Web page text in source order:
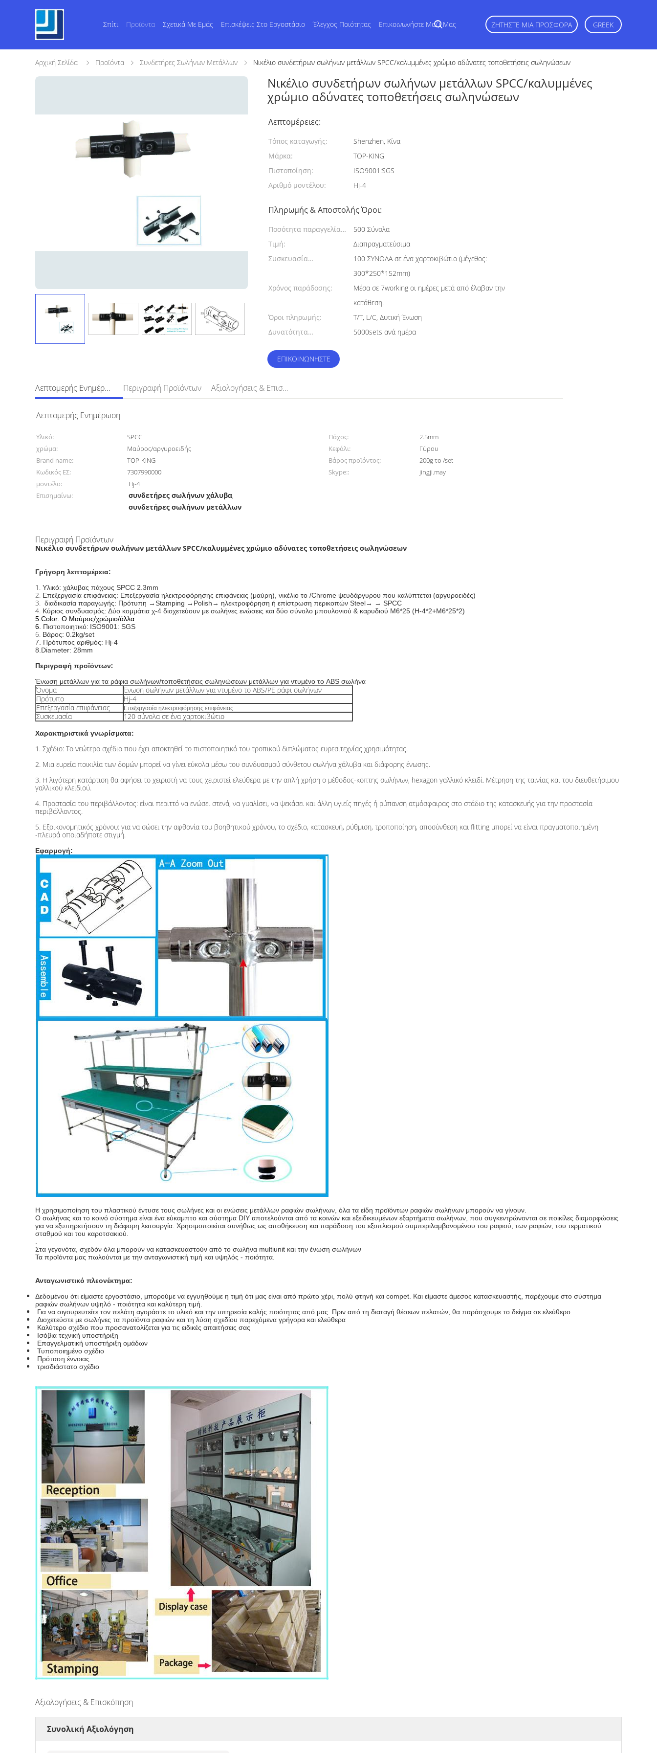
Σπίτι Προϊόντα Σχετικά Με Εμάς Επισκέψεις Στο Εργοστάσιο Έλεγχος Ποιότητας Επικοινωνήστε Μαζί Μας ΖΗΤΉΣΤΕ ΜΙΑ ΠΡΟΣΦΟΡΆ GREEK
Αρχική Σελίδα Προϊόντα Συνδετήρες Σωλήνων Μετάλλων Νικέλιο συνδετήρων σωλήνων μετάλλων SPCC/καλυμμένες χρώμιο αδύνατες τοποθετήσεις σωληνώσεων
Νικέλιο συνδετήρων σωλήνων μετάλλων SPCC/καλυμμένες
χρώμιο αδύνατες τοποθετήσεις σωληνώσεων
Λεπτομέρειες:
Τόπος καταγωγής:
Shenzhen, Κίνα
Μάρκα:
TOP-KING
Πιστοποίηση:
ISO9001:SGS
Αριθμό μοντέλου:
Hj-4
Πληρωμής & Αποστολής Όροι:
Ποσότητα παραγγελίας
min:
500 Σύνολα
Τιμή:
Διαπραγματεύσιμα
Συσκευασία
100 ΣΥΝΟΛΑ σε ένα χαρτοκιβώτιο (μέγεθος:
300*250*152mm)
Χρόνος παράδοσης:
Μέσα σε 7working οι ημέρες μετά από έλαβαν την
κατάθεση.
Όροι πληρωμής:
T/T, L/C, Δυτική Ένωση
Δυνατότητα
5000sets ανά ημέρα
ΕΠΙΚΟΙΝΩΝΉΣΤΕ
Λεπτομερής Ενημέρωση Περιγραφή Προϊόντων Αξιολογήσεις & Επισκόπηση
Λεπτομερής Ενημέρωση
Υλικό: SPCC Πάχος:
2.5mm
χρώμα:
Μαύρος/αργυροειδής Κεφάλι:
Γύρου
Brand name:
TOP-KING Βάρος προϊόντος:
200g το /set
Κωδικός ΕΣ:
7307990000 Skype::
jingji.may
μοντέλο:
Hj-4
Επισημαίνω:
συνδετήρες σωλήνων χάλυβα,
συνδετήρες σωλήνων μετάλλων
Περιγραφή Προϊόντων
Νικέλιο συνδετήρων σωλήνων μετάλλων SPCC/καλυμμένες χρώμιο αδύνατες τοποθετήσεις σωληνώσεων
Γρήγορη λεπτομέρεια:
1. Υλικό: χάλυβας πάχους SPCC 2.3mm
2. Επεξεργασία επιφάνειας: Επεξεργασία ηλεκτροφόρησης επιφάνειας (μαύρη), νικέλιο το /Chrome ψευδάργυρου που καλύπτεται (αργυροειδές)
3. διαδικασία παραγωγής: Πρότυπη →Stamping →Polish→ ηλεκτροφόρηση ή επίστρωση περικοπών Steel→ → SPCC
4. Κύριος συνδυασμός: Δύο κομμάτια χ-4 διοχετεύουν με σωλήνες ενώσεις και δύο σύνολο μπουλονιού & καρυδιού M6*25 (H-4*2+M6*25*2)
5.Color: Ο Μαύρος/χρώμιο/άλλα
6. Πιστοποιητικό: ISO9001: SGS
6. Βάρος: 0.2kg/set
7. Πρότυπος αριθμός: Hj-4
8.Diameter: 28mm
Περιγραφή προϊόντων:
Ένωση μετάλλων για τα ράφια σωλήνων/τοποθετήσεις σωληνώσεων μετάλλων για ντυμένο το ABS σωλήνα
Όνομα
Ένωση σωλήνων μετάλλων για ντυμένο το ABS/PE ράφι σωλήνων
Πρότυπο
Hj-4
Επεξεργασία επιφάνειας
Επεξεργασία ηλεκτροφόρησης επιφάνειας
Συσκευασία 120 σύνολα σε ένα χαρτοκιβώτιο
Χαρακτηριστικά γνωρίσματα:
1. Σχέδιο: Το νεώτερο σχέδιο που έχει αποκτηθεί το πιστοποιητικό του τροπικού διπλώματος ευρεσιτεχνίας χρησιμότητας.
2. Μια ευρεία ποικιλία των δομών μπορεί να γίνει εύκολα μέσω του συνδυασμού σύνθετου σωλήνα χάλυβα και διάφορης ένωσης.
3. Η λιγότερη κατάρτιση θα αφήσει το χειριστή να τους χειριστεί ελεύθερα με την απλή χρήση ο μέθοδος-κόπτης σωλήνων, hexagon γαλλικό κλειδί. Μέτρηση της ταινίας και του διευθετήσιμου
γαλλικού κλειδιού.
4. Προστασία του περιβάλλοντος: είναι περιττό να ενώσει στενά, να γυαλίσει, να ψεκάσει και άλλη υγιείς πηγές ή ρύπανση ατμόσφαιρας στο στάδιο της κατασκευής για την προστασία
περιβάλλοντος.
5. Εξοικονομητικός χρόνου: για να σώσει την αφθονία του βοηθητικού χρόνου, το σχέδιο, κατασκευή, ρύθμιση, τροποποίηση, αποσύνθεση και flitting μπορεί να είναι πραγματοποιημένη
-πλευρά οποιαδήποτε στιγμή.
Εφαρμογή:
Η χρησιμοποίηση του πλαστικού έντυσε τους σωλήνες και οι ενώσεις μετάλλων ραφιών σωλήνων, όλα τα είδη προϊόντων ραφιών σωλήνων μπορούν να γίνουν.
Ο σωλήνας και το κοινό σύστημα είναι ένα εύκαμπτο και σύστημα DIY αποτελούνται από τα κοινών και εξειδικευμένων εξαρτήματα σωλήνων, που συγκεντρώνονται σε ποικίλες διαμορφώσεις
για να εξυπηρετήσουν τη διάφορη λειτουργία. Χρησιμοποιείται συνήθως ως αποθήκευση και παράδοση του εξοπλισμού συμπεριλαμβανομένου του ραφιού, των ραφιών, του τερματικού
σταθμού και του καροτσακιού.
Στα γεγονότα, σχεδόν όλα μπορούν να κατασκευαστούν από το σωλήνα multiunit και την ένωση σωλήνων
Τα προϊόντα μας πωλούνται με την ανταγωνιστική τιμή και υψηλός - ποιότητα.
Ανταγωνιστικό πλεονέκτημα:
Δεδομένου ότι είμαστε εργοστάσιο, μπορούμε να εγγυηθούμε η τιμή ότι μας είναι από πρώτο χέρι, πολύ φτηνή και compet. Και είμαστε άμεσος κατασκευαστής, παρέχουμε στο σύστημα
ραφιών σωλήνων υψηλό - ποιότητα και καλύτερη τιμή.
Για να σιγουρευτείτε τον πελάτη αγοράστε το υλικό και την υπηρεσία καλής ποιότητας από μας. Πριν από τη διαταγή θέσεων πελατών, θα παράσχουμε το δείγμα σε ελεύθερο.
Διοχετεύστε με σωλήνες τα προϊόντα ραφιών και τη λύση σχεδίου παρεχόμενα γρήγορα και ελεύθερα
Καλύτερο σχέδιο που προσανατολίζεται για τις ειδικές απαιτήσεις σας
Ισόβια τεχνική υποστήριξη
Επαγγελματική υποστήριξη ομάδων
Τυποποιημένο σχέδιο
Πρόταση έννοιας
τρισδιάστατο σχέδιο
Αξιολογήσεις & Επισκόπηση
Συνολική Αξιολόγηση